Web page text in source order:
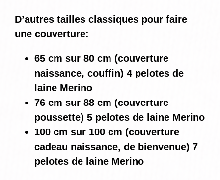
D’autres tailles classiques pour faire
une couverture:
65 cm sur 80 cm (couverture
naissance, couffin) 4 pelotes de
laine Merino
76 cm sur 88 cm (couverture
poussette) 5 pelotes de laine Merino
100 cm sur 100 cm (couverture
cadeau naissance, de bienvenue) 7
pelotes de laine Merino